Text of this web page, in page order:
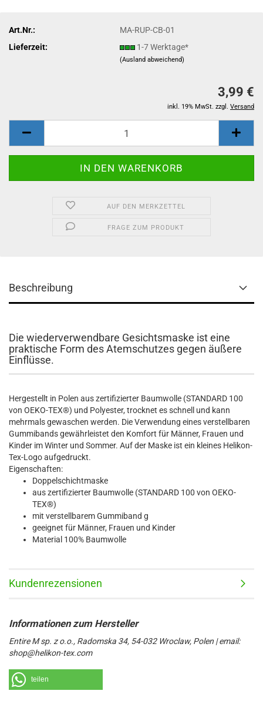
Art.Nr.:
MA-RUP-CB-01
Lieferzeit:
1-7 Werktage*
(Ausland abweichend)
3,99 €
inkl. 19% MwSt. zzgl. Versand
AUF DEN MERKZETTEL
FRAGE ZUM PRODUKT
Beschreibung
Die wiederverwendbare Gesichtsmaske ist eine
praktische Form des Atemschutzes gegen äußere
Einflüsse.
Hergestellt in Polen aus zertifizierter Baumwolle (STANDARD 100
von OEKO-TEX®) und Polyester, trocknet es schnell und kann
mehrmals gewaschen werden. Die Verwendung eines verstellbaren
Gummibands gewährleistet den Komfort für Männer, Frauen und
Kinder im Winter und Sommer. Auf der Maske ist ein kleines Helikon-
Tex-Logo aufgedruckt.
Eigenschaften:
Doppelschichtmaske
aus zertifizierter Baumwolle (STANDARD 100 von OEKO-
TEX®)
mit verstellbarem Gummiband g
geeignet für Männer, Frauen und Kinder
Material 100% Baumwolle
Kundenrezensionen
Entire M sp. z o.o., Radomska 34, 54-032 Wroclaw, Polen | email:
shop@helikon-tex.com
teilen